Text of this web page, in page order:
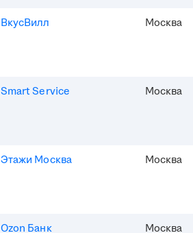
ВкусВилл Москва
Smart Service Москва
Этажи Москва Москва
Ozon Банк Москва